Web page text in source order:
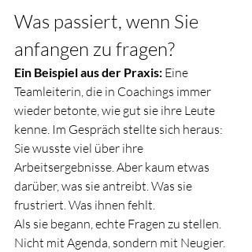
Was passiert, wenn Sie
anfangen zu fragen?
Ein Beispiel aus der Praxis: Eine
Teamleiterin, die in Coachings immer
wieder betonte, wie gut sie ihre Leute
kenne. Im Gespräch stellte sich heraus:
Sie wusste viel über ihre
Arbeitsergebnisse. Aber kaum etwas
darüber, was sie antreibt. Was sie
frustriert. Was ihnen fehlt.
Als sie begann, echte Fragen zu stellen.
Nicht mit Agenda, sondern mit Neugier.